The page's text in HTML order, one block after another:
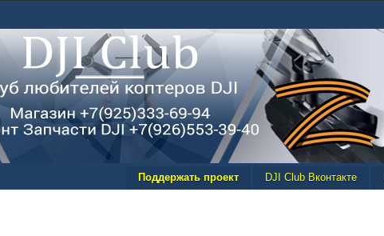
DJI Club Вконтакте
Поддержать проект